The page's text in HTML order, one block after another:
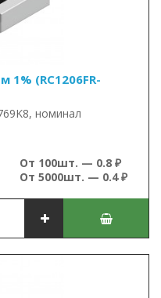
1% (RC1206FR-
номинал
От 100шт. — 0.8 ₽
От 5000шт. — 0.4 ₽